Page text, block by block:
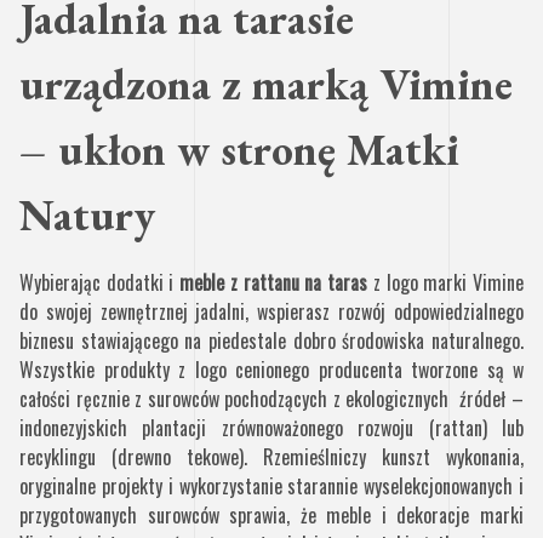
Jadalnia na tarasie
urządzona z marką Vimine
– ukłon w stronę Matki
Natury
Wybierając dodatki i meble z rattanu na taras z logo marki Vimine
do swojej zewnętrznej jadalni, wspierasz rozwój odpowiedzialnego
biznesu stawiającego na piedestale dobro środowiska naturalnego.
Wszystkie produkty z logo cenionego producenta tworzone są w
całości ręcznie z surowców pochodzących z ekologicznych źródeł –
indonezyjskich plantacji zrównoważonego rozwoju (rattan) lub
recyklingu (drewno tekowe). Rzemieślniczy kunszt wykonania,
oryginalne projekty i wykorzystanie starannie wyselekcjonowanych i
przygotowanych surowców sprawia, że meble i dekoracje marki